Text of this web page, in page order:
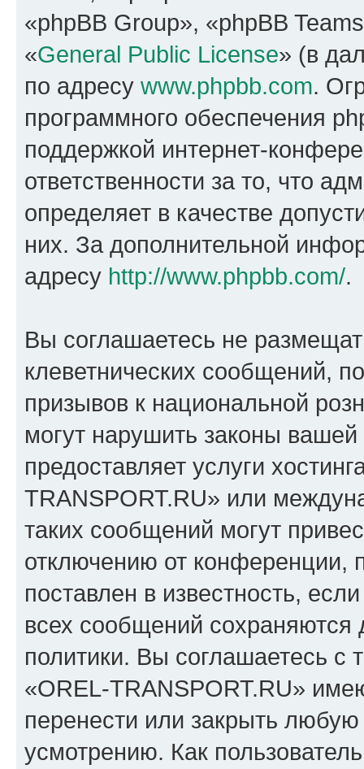
«phpBB Group», «phpBB
«General Public License» (в
по адресу www.phpbb.com.
программного обеспечения
поддержкой интернет-
ответственности за то, что
определяет в качестве
них. За дополнительной
адресу http://www.phpbb.com/.
Вы соглашаетесь не
клеветнических сообщений,
призывов к национальной
могут нарушить законы
предоставляет услуги
TRANSPORT.RU» или
таких сообщений могут
отключению от конференции,
поставлен в известность,
всех сообщений сохраняются
политики. Вы соглашаетесь
«OREL-TRANSPORT.RU»
перенести или закрыть
усмотрению. Как